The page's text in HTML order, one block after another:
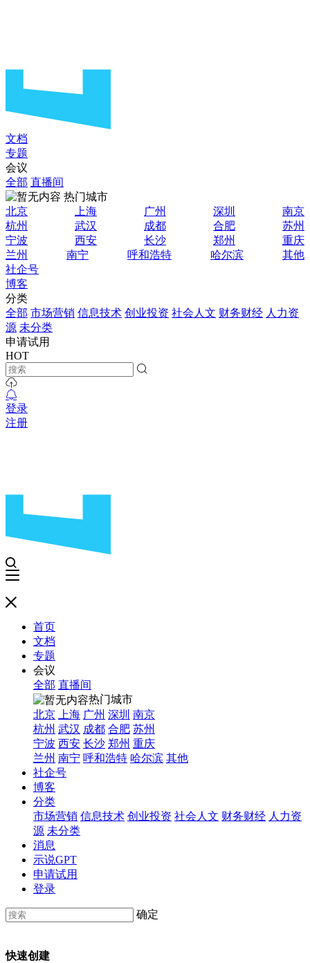
文档
专题
会议
全部 直播间
热门城市
北京
上海 广州 深圳
南京
杭州
武汉 成都 合肥
苏州
宁波
西安 长沙 郑州
重庆
兰州
南宁 呼和浩特 哈尔滨
其他
社企号
博客
分类
全部 市场营销 信息技术 创业投资 社会人文 财务财经 人力资
源 未分类
申请试用
HOT
登录
注册
首页
文档
专题
会议
全部 直播间
热门城市
北京
上海 广州 深圳 南京
杭州 武汉 成都 合肥 苏州
宁波 西安 长沙 郑州 重庆
兰州 南宁 呼和浩特 哈尔滨 其他
社企号
博客
分类
市场营销 信息技术 创业投资 社会人文 财务财经 人力资
源 未分类
消息
示说GPT
申请试用
登录
确定
快速创建